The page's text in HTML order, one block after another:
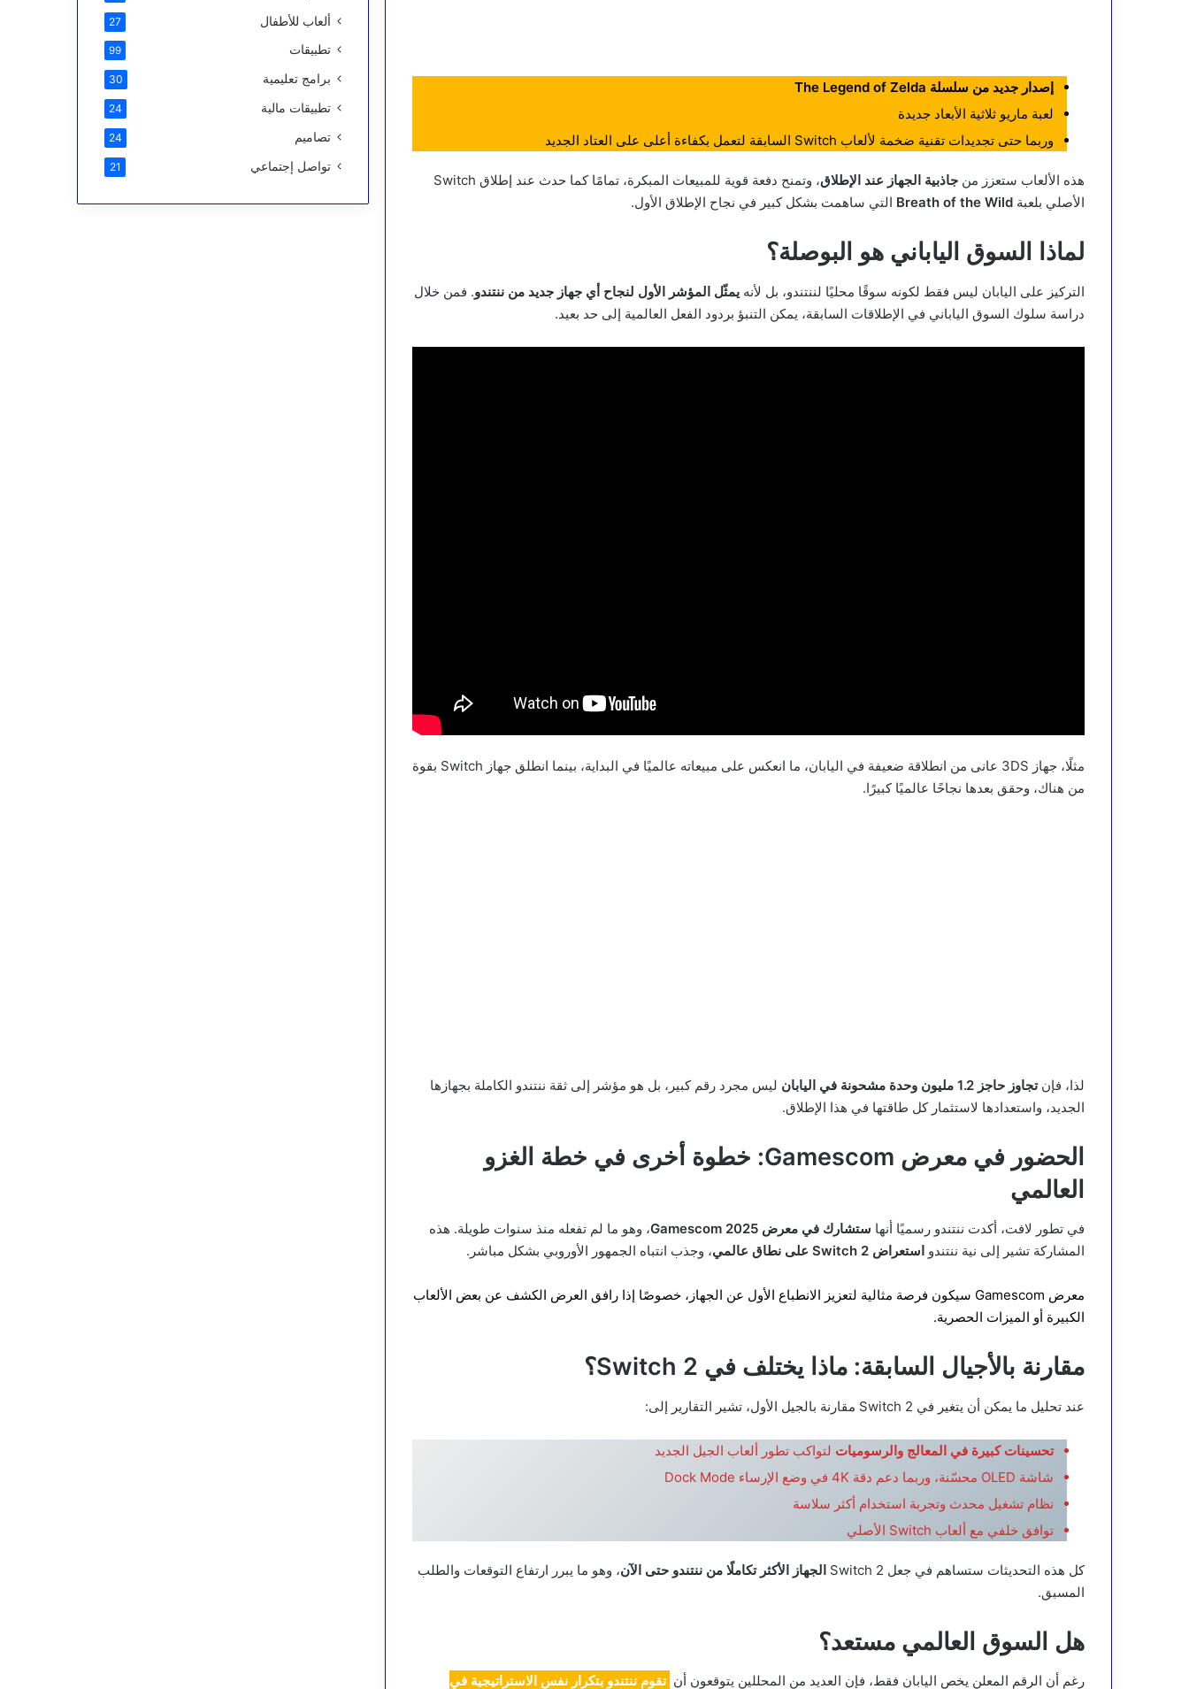
إصدار جديد من سلسلة The Legend of Zelda
لعبة ماريو ثلاثية الأبعاد جديدة
وربما حتى تجديدات تقنية ضخمة لألعاب Switch السابقة لتعمل بكفاءة أعلى على العتاد الجديد
هذه الألعاب ستعزز من جاذبية الجهاز عند الإطلاق
، وتمنح دفعة قوية للمبيعات المبكرة، تمامًا كما حدث عند إطلاق Switch
الأصلي بلعبة Breath of the Wild التي ساهمت بشكل كبير في نجاح الإطلاق الأول.
لماذا السوق الياباني هو البوصلة؟
التركيز على اليابان ليس فقط لكونه سوقًا محليًا لننتندو، بل لأنه يمثّل المؤشر الأول لنجاح أي جهاز جديد من ننتندو. فمن خلال
دراسة سلوك السوق الياباني في الإطلاقات السابقة، يمكن التنبؤ بردود الفعل العالمية إلى حد بعيد.
مثلًا، جهاز 3DS عانى من انطلاقة ضعيفة في اليابان، ما انعكس على مبيعاته عالميًا في البداية، بينما انطلق جهاز Switch بقوة
من هناك، وحقق بعدها نجاحًا عالميًا كبيرًا.
لذا، فإنتجاوز حاجز 1.2 مليون وحدة مشحونة في اليابان
ليس مجرد رقم كبير، بل هو مؤشر إلى ثقة ننتندو الكاملة بجهازها
الجديد، واستعدادها لاستثمار كل طاقتها في هذا الإطلاق.
الحضور في معرض Gamescom: خطوة أخرى في خطة الغزو
العالمي
في تطور لافت، أكدت ننتندو رسميًا أنها ستشارك في معرض Gamescom 2025
، وهو ما لم تفعله منذ سنوات طويلة. هذه
المشاركة تشير إلى نية ننتندو استعراض Switch 2 على نطاق عالمي ، وجذب انتباه الجمهور الأوروبي بشكل مباشر.
معرض Gamescom سيكون فرصة مثالية لتعزيز الانطباع الأول عن الجهاز، خصوصًا إذا رافق العرض الكشف عن بعض الألعاب
الكبيرة أو الميزات الحصرية.
مقارنة بالأجيال السابقة: ماذا يختلف في Switch 2؟
عند تحليل ما يمكن أن يتغير في Switch 2 مقارنة بالجيل الأول، تشير التقارير إلى:
تحسينات كبيرة في المعالج والرسوميات لتواكب تطور ألعاب الجيل الجديد
شاشة OLED محسّنة، وربما دعم دقة 4K في وضع الإرساء Dock Mode
نظام تشغيل محدث وتجربة استخدام أكثر سلاسة
توافق خلفي مع ألعاب Switch الأصلي
كل هذه التحديثات ستساهم في جعل Switch 2 الجهاز الأكثر تكاملًا من ننتندو حتى الآن، وهو ما يبرر ارتفاع التوقعات والطلب
المسبق.
هل السوق العالمي مستعد؟
رغم أن الرقم المعلن يخص اليابان فقط، فإن العديد من المحللين يتوقعون أن تقوم ننتندو بتكرار نفس الاستراتيجية في
ألعاب للأطفال 27
تطبيقات 99
برامج تعليمية 30
تطبيقات مالية 24
تصاميم 24
تواصل إجتماعي 21